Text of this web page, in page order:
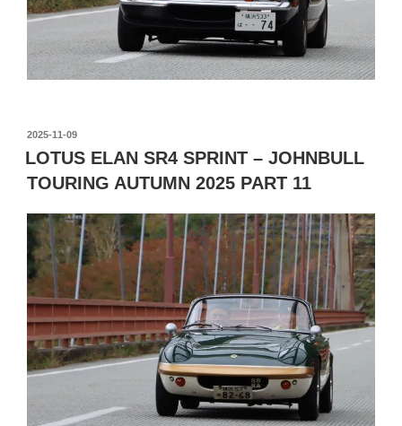
投
稿
日:
2025-11-09
LOTUS ELAN SR4 SPRINT – JOHNBULL
TOURING AUTUMN 2025 PART 11